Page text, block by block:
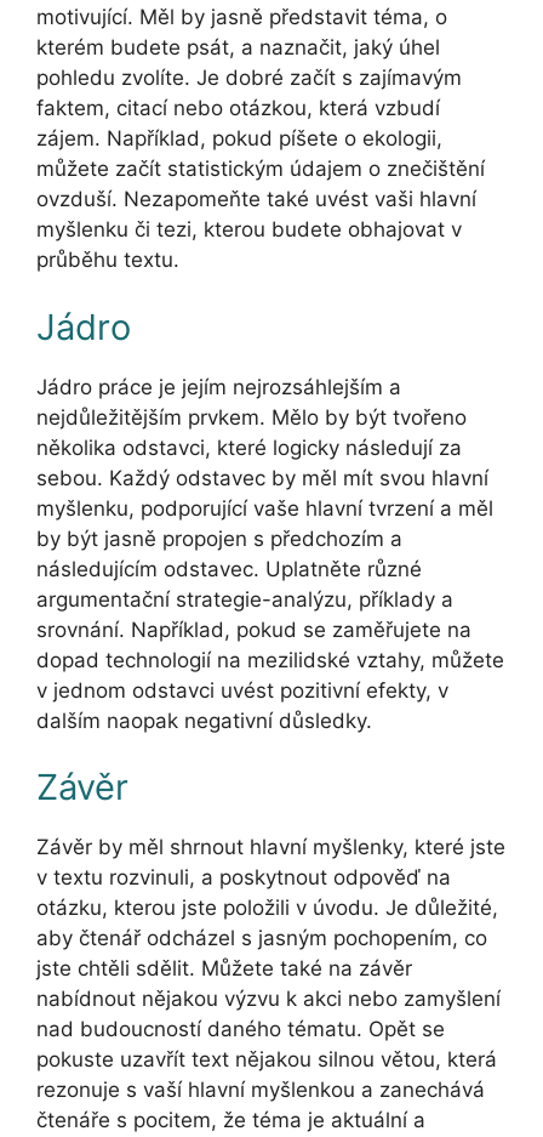
motivující. Měl by jasně představit téma, o
kterém budete psát, a naznačit, jaký úhel
pohledu zvolíte. Je dobré začít s zajímavým
faktem, citací nebo otázkou, která vzbudí
zájem. Například, pokud píšete o ekologii,
můžete začít statistickým údajem o znečištění
ovzduší. Nezapomeňte také uvést vaši hlavní
myšlenku či tezi, kterou budete obhajovat v
průběhu textu.
Jádro
Jádro práce je jejím nejrozsáhlejším a
nejdůležitějším prvkem. Mělo by být tvořeno
několika odstavci, které logicky následují za
sebou. Každý odstavec by měl mít svou hlavní
myšlenku, podporující vaše hlavní tvrzení a měl
by být jasně propojen s předchozím a
následujícím odstavec. Uplatněte různé
argumentační strategie-analýzu, příklady a
srovnání. Například, pokud se zaměřujete na
dopad technologií na mezilidské vztahy, můžete
v jednom odstavci uvést pozitivní efekty, v
dalším naopak negativní důsledky.
Závěr
Závěr by měl shrnout hlavní myšlenky, které jste
v textu rozvinuli, a poskytnout odpověď na
otázku, kterou jste položili v úvodu. Je důležité,
aby čtenář odcházel s jasným pochopením, co
jste chtěli sdělit. Můžete také na závěr
nabídnout nějakou výzvu k akci nebo zamyšlení
nad budoucností daného tématu. Opět se
pokuste uzavřít text nějakou silnou větou, která
rezonuje s vaší hlavní myšlenkou a zanechává
čtenáře s pocitem, že téma je aktuální a